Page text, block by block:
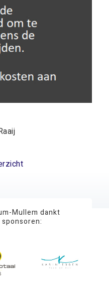
Mullem dankt